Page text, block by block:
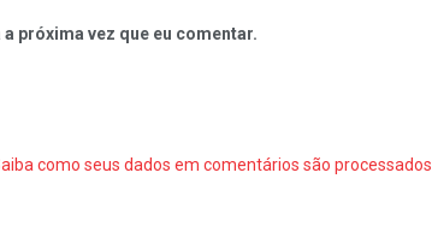
próxima vez que eu comentar.
como seus dados em comentários são processados